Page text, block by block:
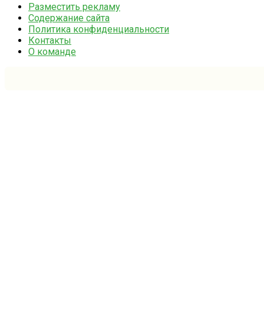
Разместить рекламу
Содержание сайта
Политика конфиденциальности
Контакты
О команде